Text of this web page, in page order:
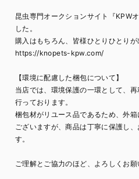
昆虫専門オークションサイト『KPW
した。
購入はもちろん、皆様ひとりひとりが
https://knopets-kpw.com/
【環境に配慮した梱包について】
当店では、環境保護の一環として、
行っております。
梱包材がリユース品であるため、外
ございますが、商品は丁寧に保護し
す。
ご理解とご協力のほど、よろしくお願